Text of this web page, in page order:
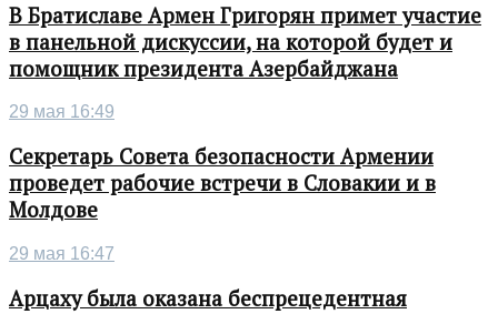
В Братиславе Армен Григорян примет участие
в панельной дискуссии, на которой будет и
помощник президента Азербайджана
29 мая 16:49
Секретарь Совета безопасности Армении
проведет рабочие встречи в Словакии и в
Молдове
29 мая 16:47
Арцаху была оказана беспрецедентная